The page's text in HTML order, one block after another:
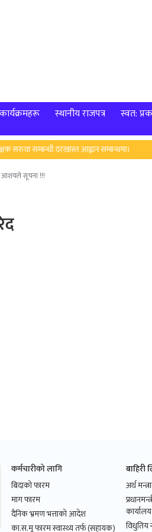
कार्यक्रमहरू स्थानीय राजपत्र स्वत:
सरुवा सम्बन्धी दरखास्त आह्वान सम्बन्धमा।
आशयले सूचना !!!
कर्मचारीको लागि
बिदाको फारम
माग फारम
दैनिक भ्रमण भत्ताको आदेश
का.स.मू फारम स्वास्थ्य तर्फ (सहायक)
अर्थ
कार्यालय
विधुतिय